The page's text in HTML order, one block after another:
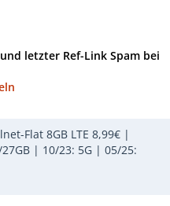
letzter Ref-Link Spam bei
Flat 8GB LTE 8,99€ |
| 10/23: 5G | 05/25: